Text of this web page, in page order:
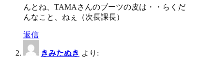
んとね、TAMAさんのブーツの皮は・・らくだ
んなこと、ねぇ（次長課長）
返信
きみたぬき より: